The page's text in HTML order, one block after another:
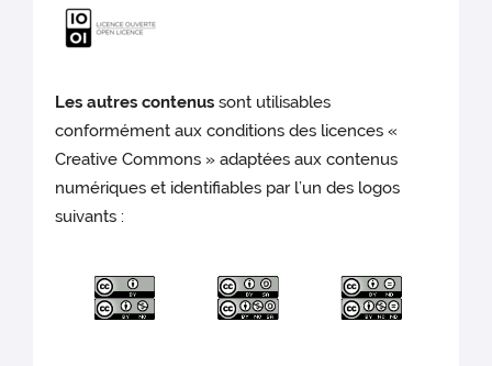
Les autres contenussont utilisables
conformément aux conditions des licences «
Creative Commons » adaptées aux contenus
numériques et identifiables par l’un des logos
suivants :